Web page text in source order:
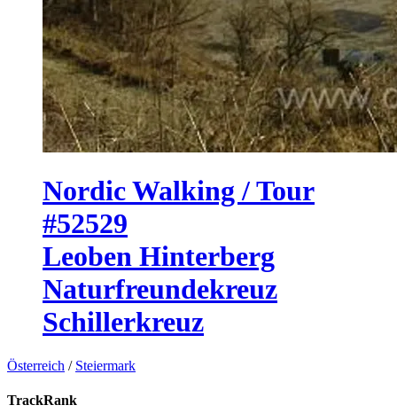
Nordic Walking / Tour
#52529
Leoben Hinterberg
Naturfreundekreuz
Schillerkreuz
Österreich / Steiermark
TrackRank